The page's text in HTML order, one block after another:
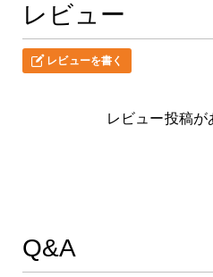
レビュー
レビューを書く
レビュー投稿が
Q&A